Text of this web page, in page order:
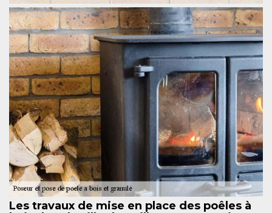
Les travaux de mise en place des poêles à